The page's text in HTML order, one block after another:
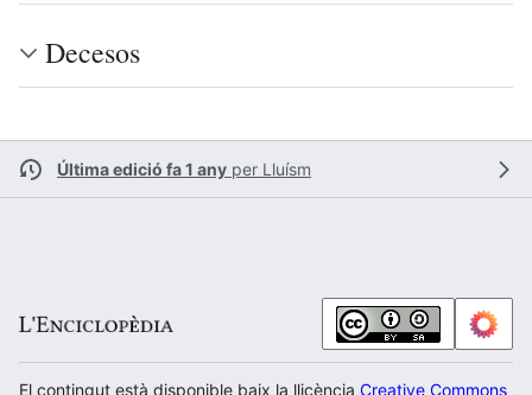
Decesos
Última edició fa 1 any per Lluísm
El contingut està disponible baix la llicència Creative Commons